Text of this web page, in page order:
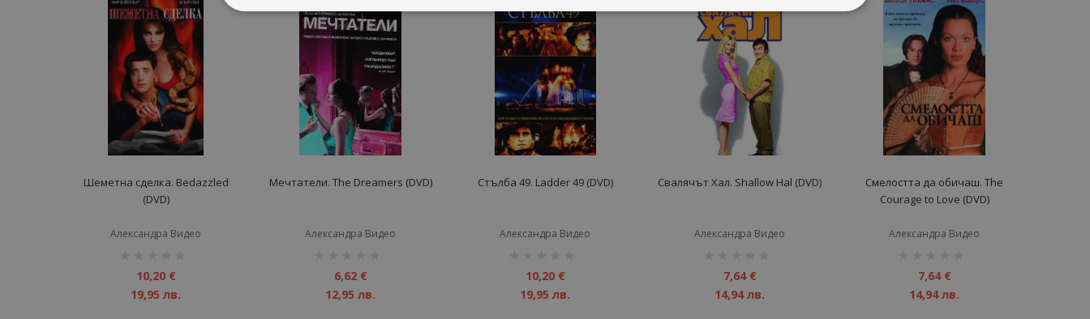
Шеметна сделка. Bedazzled
(DVD)
Александра Видео
10,20 €
19,95 лв.
Мечтатели. The Dreamers (DVD)
Александра Видео
6,62 €
12,95 лв.
Стълба 49. Ladder 49 (DVD)
Александра Видео
10,20 €
19,95 лв.
Свалячът Хал. Shallow Hal (DVD)
Александра Видео
7,64 €
14,94 лв.
Смелостта да обичаш. The
Courage to Love (DVD)
Александра Видео
7,64 €
14,94 лв.